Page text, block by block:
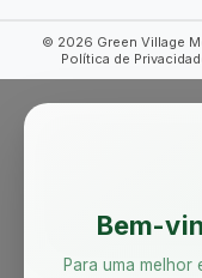
© 2026 Green Village
Política de
Bem-
Para uma